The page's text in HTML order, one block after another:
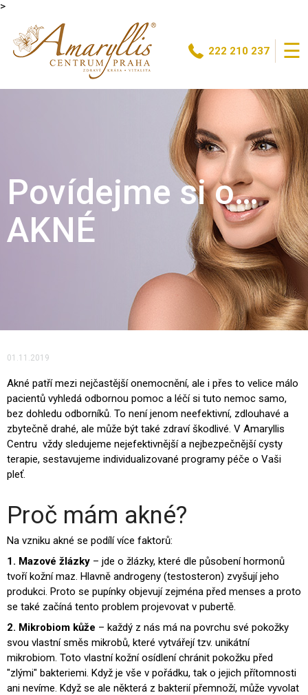
>
☰
222 210 237
Povídejme si o…
AKNÉ
01.11.2019
Akné patří mezi nejčastější onemocnění, ale i přes to velice málo
pacientů vyhledá odbornou pomoc a léčí si tuto nemoc samo,
bez dohledu odborníků. To není jenom neefektivní, zdlouhavé a
zbytečně drahé, ale může být také zdraví škodlivé. V Amaryllis
Centru vždy sledujeme nejefektivnější a nejbezpečnější cysty
terapie, sestavujeme individualizované programy péče o Vaši
pleť.
Proč mám akné?
Na vzniku akné se podílí více faktorů:
1. Mazové žlázky – jde o žlázky, které dle působení hormonů
tvoří kožní maz. Hlavně androgeny (testosteron) zvyšují jeho
produkci. Proto se pupínky objevují zejména před menses a proto
se také začíná tento problem projevovat v pubertě.
2. Mikrobiom kůže – každý z nás má na povrchu své pokožky
svou vlastní směs mikrobů, které vytvářejí tzv. unikátní
mikrobiom. Toto vlastní kožní osídlení chránit pokožku před
"zlými" bakteriemi. Když je vše v pořádku, tak o jejich přítomnosti
ani nevíme. Když se ale některá z bakterií přemnoží, může vyvolat